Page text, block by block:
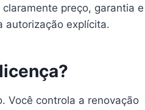
preço, garantia e
autorização explícita.
Você controla a renovação